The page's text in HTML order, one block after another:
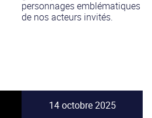
personnages emblématiques
de nos acteurs invités.
14 octobre 2025